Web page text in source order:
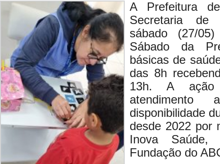
A Prefeitura
Secretaria de
sábado (27/
Sábado da
básicas de
das 8h
13h. A ação
disponibilidade
desde 2022 por
Inova
Fundação do